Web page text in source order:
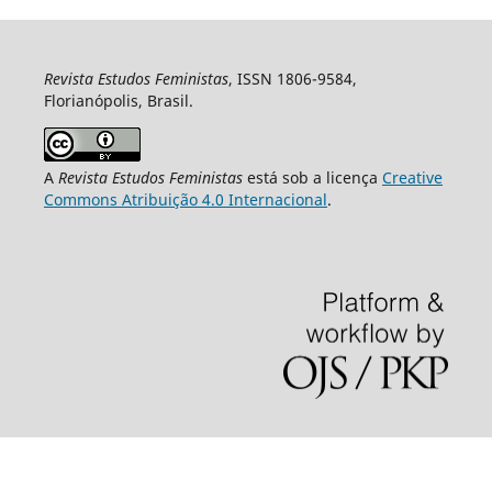
Revista Estudos Feministas, ISSN 1806-9584,
Florianópolis, Brasil.
A Revista Estudos Feministasestá sob a licença Creative
Commons Atribuição 4.0 Internacional.